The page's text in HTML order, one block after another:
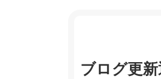
ブログ更